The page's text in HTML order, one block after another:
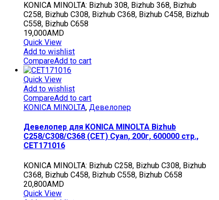
KONICA MINOLTA: Bizhub 308, Bizhub 368, Bizhub
C258, Bizhub C308, Bizhub C368, Bizhub C458, Bizhub
C558, Bizhub C658
19,000AMD
Quick View
Add to wishlist
CompareAdd to cart
Quick View
Add to wishlist
CompareAdd to cart
KONICA MINOLTA, Девелопер
Девелопер для KONICA MINOLTA Bizhub
C258/C308/C368 (CET) Cyan, 200г, 600000 стр.,
CET171016
KONICA MINOLTA: Bizhub C258, Bizhub C308, Bizhub
C368, Bizhub C458, Bizhub C558, Bizhub C658
20,800AMD
Quick View